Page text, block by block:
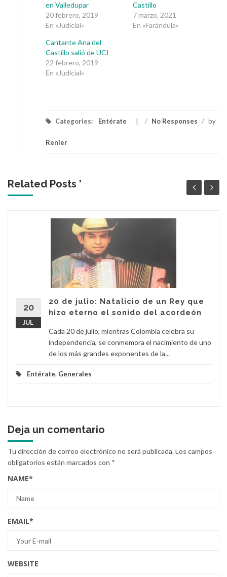
en Valledupar
20 febrero, 2019
En «Judicial»
Castillo
7 marzo, 2021
En «Farándula»
Cantante Ana del
Castillo salió de UCI
22 febrero, 2019
En «Judicial»
Categories: Entérate / No Responses / by
Renier
Related Posts '
20
JUL
20 de julio: Natalicio de un Rey que
hizo eterno el sonido del acordeón
Cada 20 de julio, mientras Colombia celebra su
independencia, se conmemora el nacimiento de uno
de los más grandes exponentes de la...
Entérate, Generales
Deja un comentario
Tu dirección de correo electrónico no será publicada.Los campos
obligatorios están marcados con *
NAME*
EMAIL*
WEBSITE